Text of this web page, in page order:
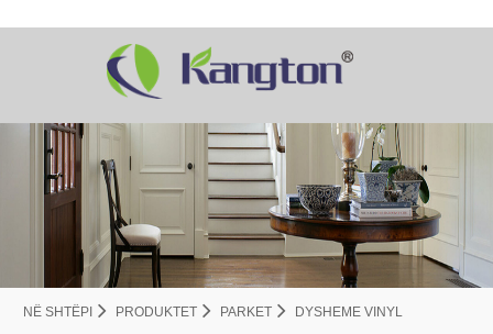
NË SHTËPI PRODUKTET PARKET DYSHEME VINYL